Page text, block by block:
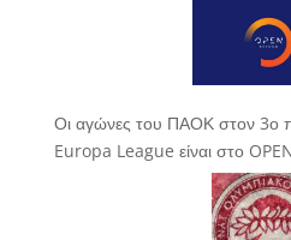
Οι αγώνες του ΠΑΟΚ στον 3ο
Europa League είναι στο